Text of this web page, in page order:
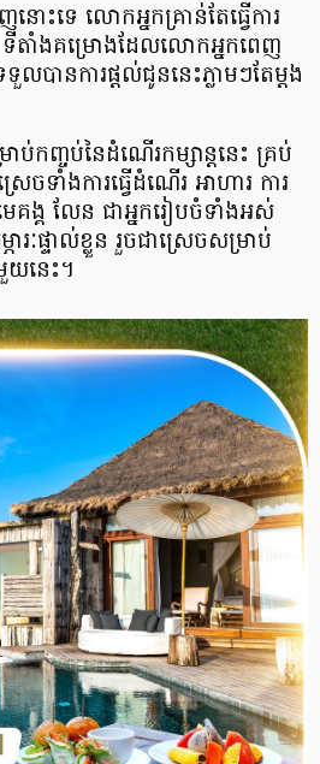
នោះទេ លោកអ្នកគ្រាន់តែធ្វើការ
ទីតាំងគម្រោងដែលលោកអ្នកពេញ
លបានការផ្តល់ជូននេះភ្លាមៗតែម្តង
ប់កញ្ចប់នៃដំណើរកម្សាន្តនេះ គ្រប់
េចទាំងការធ្វើដំណើរ អាហារ ការ
េគង្គ លែន ជាអ្នករៀបចំទាំងអស់
រៈផ្ទាល់ខ្លួន រួចជាស្រេចសម្រាប់
យនេះ។